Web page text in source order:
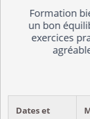
Le
l'écoute
Dates et